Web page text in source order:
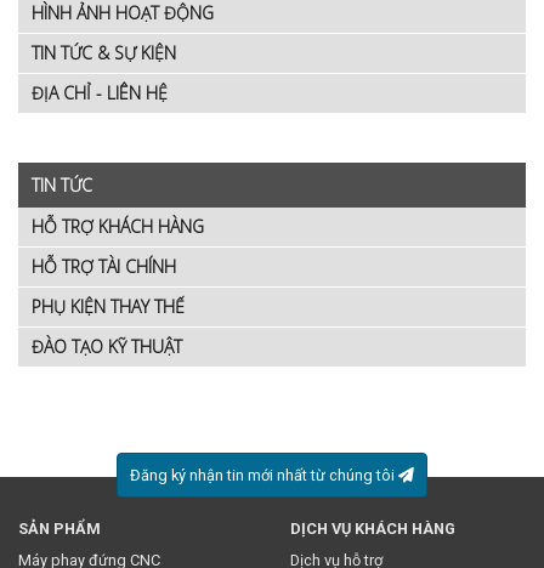
HÌNH ẢNH HOẠT ĐỘNG
TIN TỨC & SỰ KIỆN
ĐỊA CHỈ - LIÊN HỆ
TIN TỨC
HỖ TRỢ KHÁCH HÀNG
HỖ TRỢ TÀI CHÍNH
PHỤ KIỆN THAY THẾ
ĐÀO TẠO KỸ THUẬT
Đăng ký nhận tin mới nhất từ chúng tôi
* Việc này đồng nghĩa với việc bạn chấp nhậnchính sách
SẢN PHẨM
Máy phay đứng CNC
DỊCH VỤ KHÁCH HÀNG
Dịch vụ hỗ trợ